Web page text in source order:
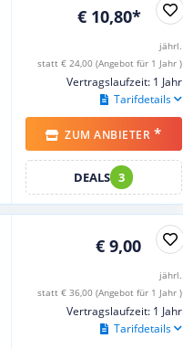
€ 10,80*
jährl.
statt € 24,00 (Angebot für 1 Jahr )
Vertragslaufzeit: 1 Jahr
Tarifdetails
ZUM ANBIETER *
DEALS 3
€ 9,00
jährl.
statt € 36,00 (Angebot für 1 Jahr )
Vertragslaufzeit: 1 Jahr
Tarifdetails